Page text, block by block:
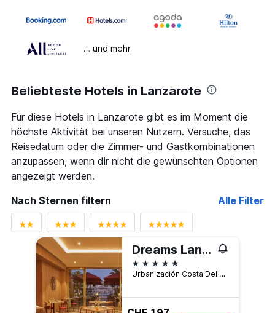
… und mehr
Beliebteste Hotels in Lanzarote
Für diese Hotels in Lanzarote gibt es im Moment die
höchste Aktivität bei unseren Nutzern. Versuche, das
Reisedatum oder die Zimmer- und Gastkombinationen
anzupassen, wenn dir nicht die gewünschten Optionen
angezeigt werden.
Nach Sternen filtern
Alle Filter
Dreams Lanzarote Playa Dorada Resort & Spa
5 Sterne
Urbanización Costa Del Papagayo, Arrecife, Lanzarote, Spanien